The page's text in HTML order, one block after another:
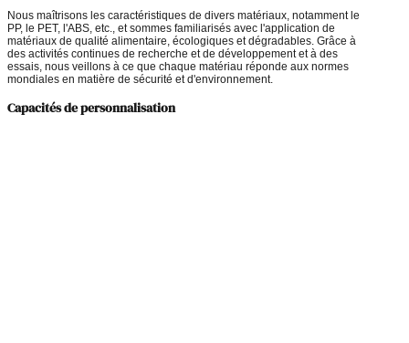
Nous maîtrisons les caractéristiques de divers matériaux, notamment le
PP, le PET, l'ABS, etc., et sommes familiarisés avec l'application de
matériaux de qualité alimentaire, écologiques et dégradables. Grâce à
des activités continues de recherche et de développement et à des
essais, nous veillons à ce que chaque matériau réponde aux normes
mondiales en matière de sécurité et d'environnement.
Capacités de personnalisation